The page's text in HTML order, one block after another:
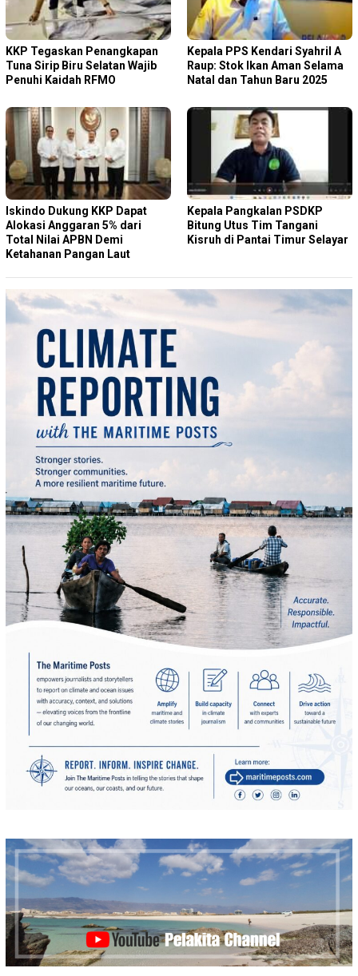
KKP Tegaskan Penangkapan
Tuna Sirip Biru Selatan Wajib
Penuhi Kaidah RFMO
Kepala PPS Kendari Syahril A
Raup: Stok Ikan Aman Selama
Natal dan Tahun Baru 2025
Iskindo Dukung KKP Dapat
Alokasi Anggaran 5% dari
Total Nilai APBN Demi
Ketahanan Pangan Laut
Kepala Pangkalan PSDKP
Bitung Utus Tim Tangani
Kisruh di Pantai Timur Selayar